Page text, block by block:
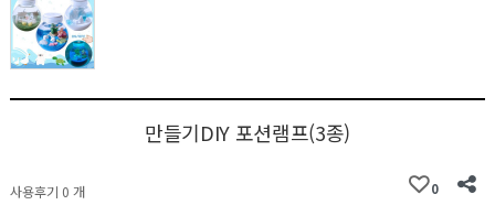
만들기DIY 포션램프(3종)
사용후기 0 개 0